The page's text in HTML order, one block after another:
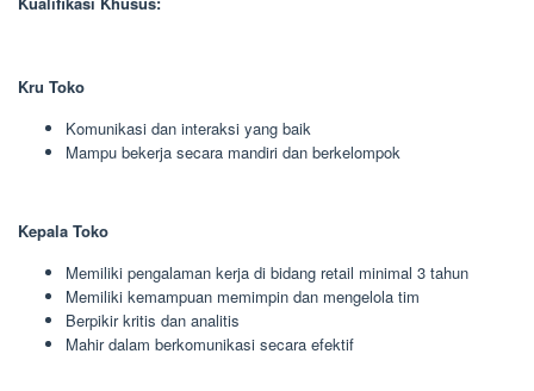
Kru Toko
Komunikasi dan interaksi yang baik
Mampu bekerja secara mandiri dan berkelompok
Kepala Toko
Memiliki pengalaman kerja di bidang retail minimal 3 tahun
Memiliki kemampuan memimpin dan mengelola tim
Berpikir kritis dan analitis
Mahir dalam berkomunikasi secara efektif